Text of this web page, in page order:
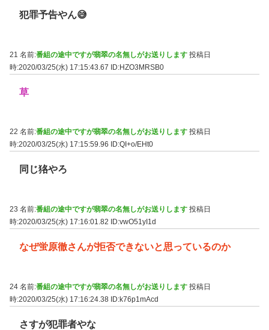
犯罪予告やん😅
21 名前:番組の途中ですが翡翠の名無しがお送りします 投稿日
時:2020/03/25(水) 17:15:43.67 ID:HZO3MRSB0
草
22 名前:番組の途中ですが翡翠の名無しがお送りします 投稿日
時:2020/03/25(水) 17:15:59.96
ID:QI+o/EHt0
同じ狢やろ
23 名前:番組の途中ですが翡翠の名無しがお送りします 投稿日
時:2020/03/25(水) 17:16:01.82
ID:vwO51yI1d
なぜ蛍原徹さんが拒否できないと思っているのか
24 名前:番組の途中ですが翡翠の名無しがお送りします 投稿日
時:2020/03/25(水) 17:16:24.38 ID:k76p1mAcd
さすが犯罪者やな